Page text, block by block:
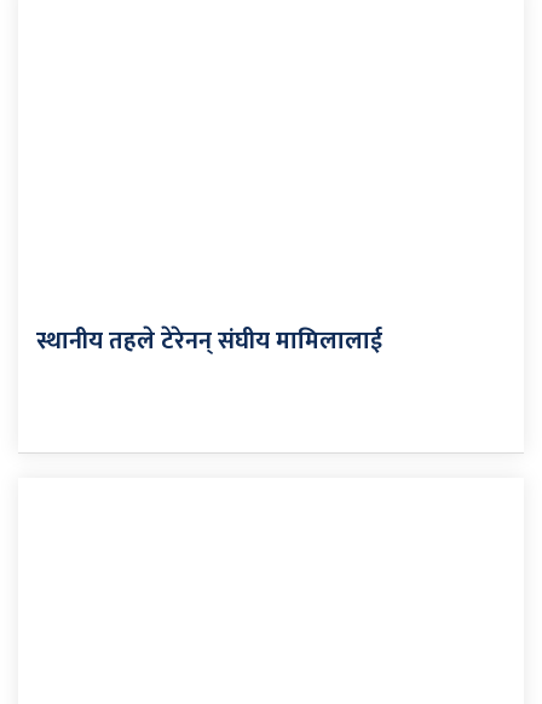
स्थानीय तहले टेरेनन् संघीय मामिलालाई